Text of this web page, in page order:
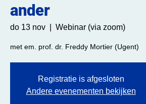
ander
do 13 nov Webinar (via zoom)
met em. prof. dr. Freddy Mortier (Ugent)
Registratie is afgesloten
Andere evenementen bekijken